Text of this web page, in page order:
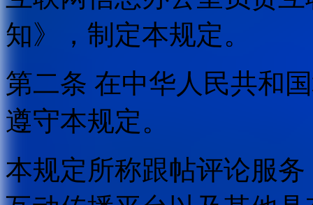
知》，制定本规定。
第二条 在中华人民共和
遵守本规定。
本规定所称跟帖评论服